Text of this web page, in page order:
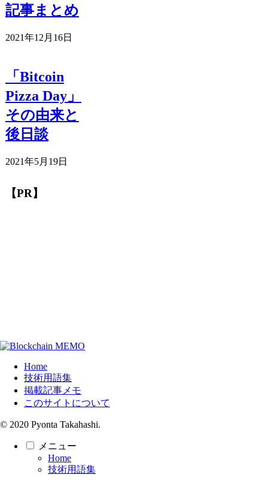
記事まとめ
2021年12月16日
「Bitcoin
Pizza Day」
その由来と
後日談
2021年5月19日
【PR】
Home
技術用語集
掲載記事メモ
このサイトについて
© 2020 Pyonta Takahashi.
メニュー
Home
技術用語集